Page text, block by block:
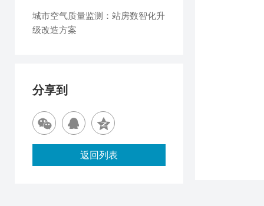
城市空气质量监测：站房数智化升
级改造方案
分享到
返回列表